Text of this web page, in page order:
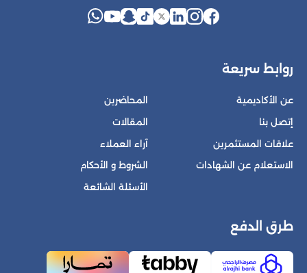
روابط سريعة
عن الأكاديمية
إتصل بنا
علاقات المستثمرين
الاستعلام عن الشهادات
المحاضرين
المقالات
آراء العملاء
الشروط و الأحكام
الأسئلة الشائعة
طرق الدفع